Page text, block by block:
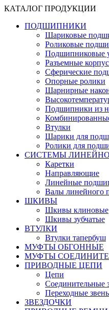
КАТАЛОГ ПРОДУКЦИИ
ПОДШИПНИКИ
Шариковые
Роликовые
Подшипниковые
Разъемные
Сферические
Опорные ролики
Шарнирные
Подшипники из
Втулки
Шарики для
Ролики для
СИСТЕМЫ
Каретки
Направляющие
Линейные
Валы линейного
ШКИВЫ
Шкивы клиновые
Шкивы зубчатые
ВТУЛКИ
Втулки тапербуш
МУФТЫ ОБГОННЫЕ
МУФТЫ
ПРИВОДНЫЕ ЦЕПИ
Цепи
Соединительные
Переходные
ЗВЕЗДОЧКИ